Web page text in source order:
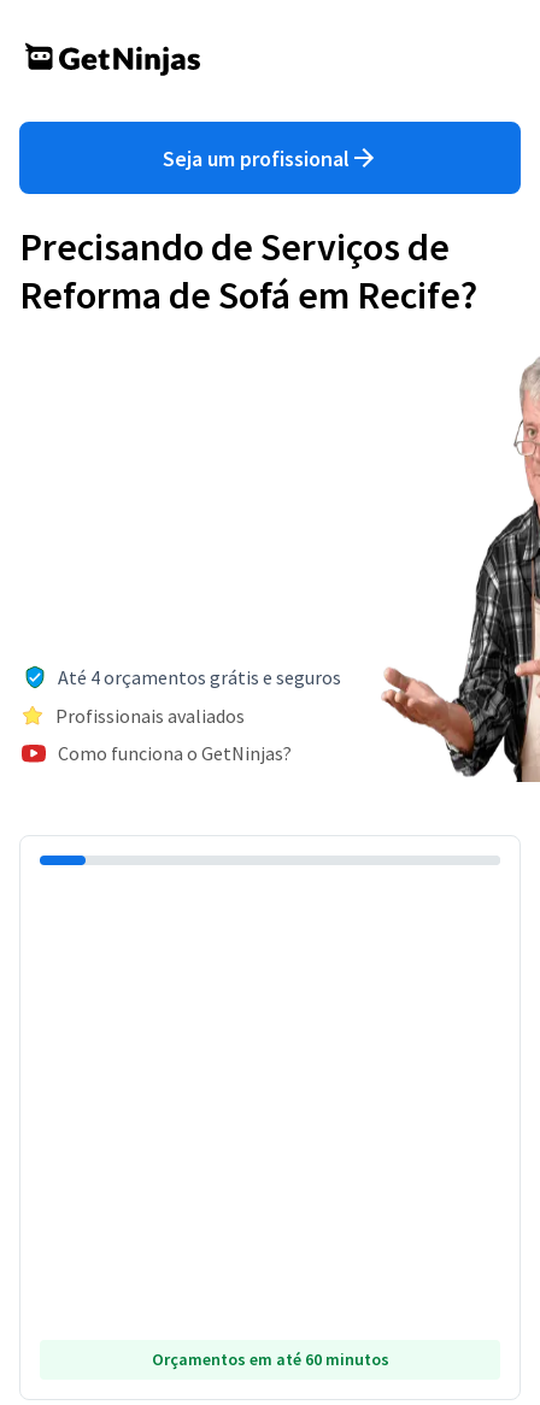
Seja um profissional
Precisando de Serviços de
Reforma de Sofá em Recife?
Até 4 orçamentos grátis e seguros
Profissionais avaliados
Como funciona o GetNinjas?
Orçamentos em até 60 minutos